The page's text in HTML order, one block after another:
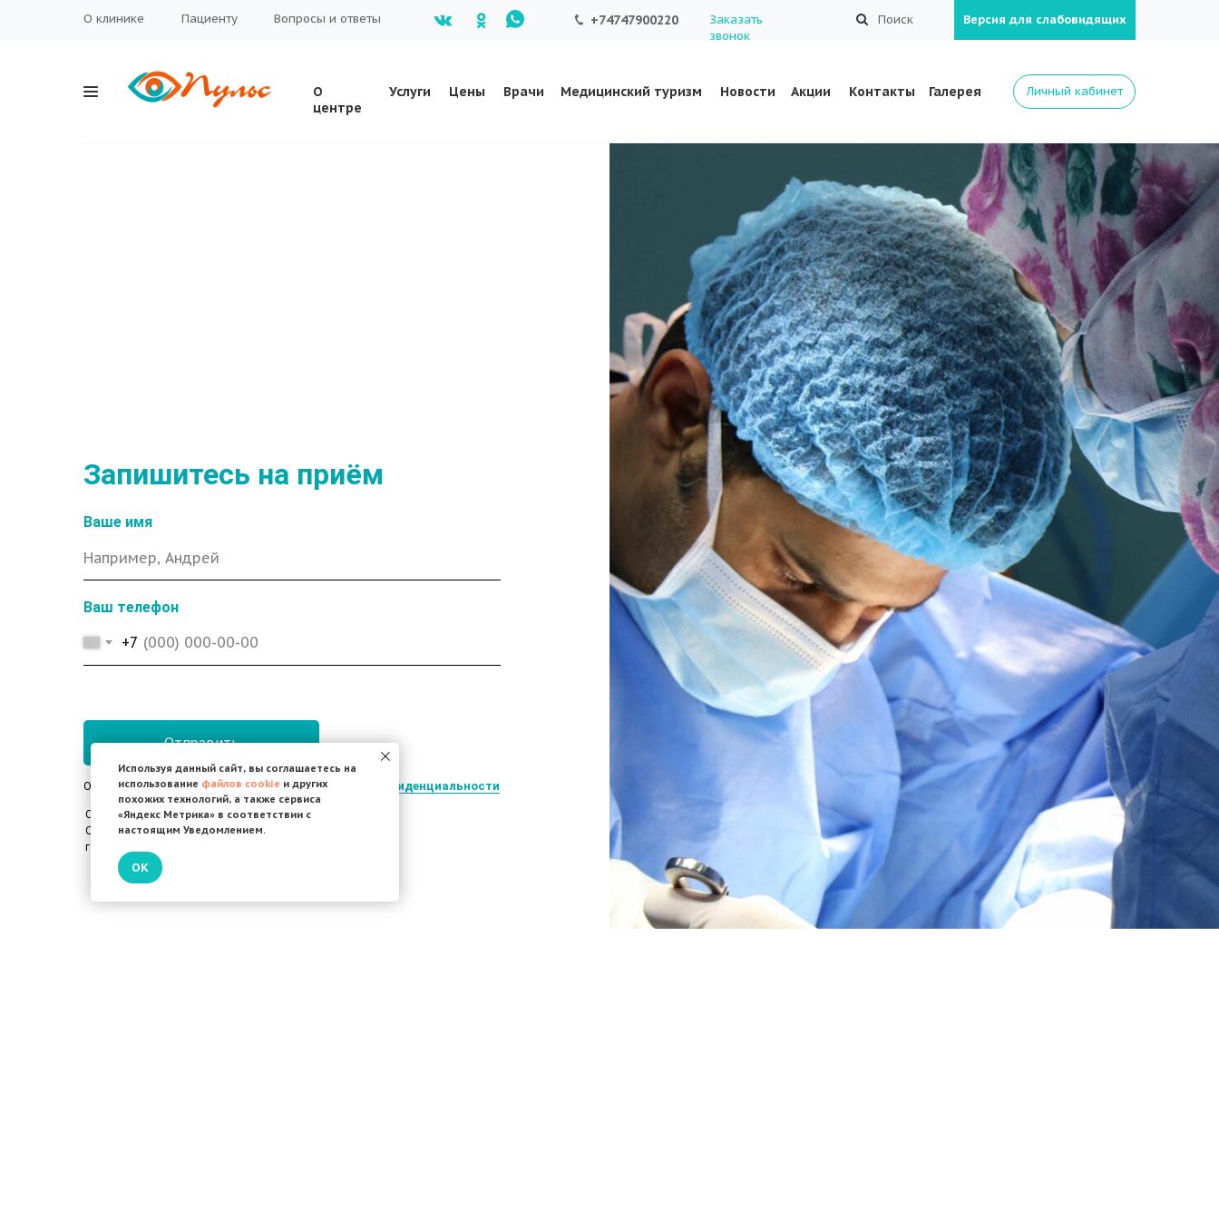
О клинике Пациенту Поиск
Вопросы и ответы
Заказать
звонок
+74747900220 Версия для слабовидящих
О
центре
Услуги Цены Врачи Медицинский туризм Акции Контакты Галерея
Новости Личный кабинет
Ваше имя
Ваш телефон
+7
Отправить
Отправляя форму, вы соглашаетесь с Политикой конфиденциальности
Запишитесь на приём
Общество с ограниченной ответственностью «Пульс»
ОРГН 120 480 000 94 02
г.Елец, ул. Радиотехническая 28а
Используя данный сайт, вы соглашаетесь на
использование файлов cookie и других
похожих технологий, а также сервиса
«Яндекс Метрика» в соответствии с
настоящим Уведомлением.
ОК